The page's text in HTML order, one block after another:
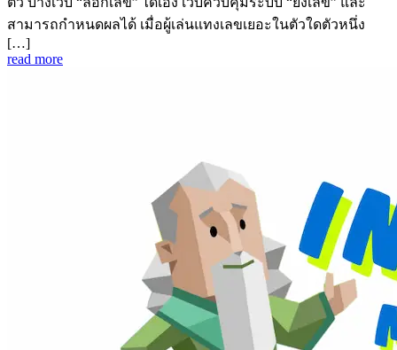
สามารถกำหนดผลได้ เมื่อผู้เล่นแทงเลขเยอะในตัวใดตัวหนึ่ง
[…]
read more